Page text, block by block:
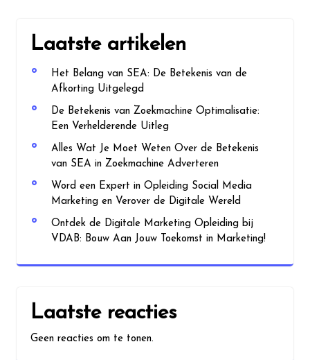
Laatste artikelen
Het Belang van SEA: De Betekenis van de
Afkorting Uitgelegd
De Betekenis van Zoekmachine Optimalisatie:
Een Verhelderende Uitleg
Alles Wat Je Moet Weten Over de Betekenis
van SEA in Zoekmachine Adverteren
Word een Expert in Opleiding Social Media
Marketing en Verover de Digitale Wereld
Ontdek de Digitale Marketing Opleiding bij
VDAB: Bouw Aan Jouw Toekomst in Marketing!
Laatste reacties
Geen reacties om te tonen.